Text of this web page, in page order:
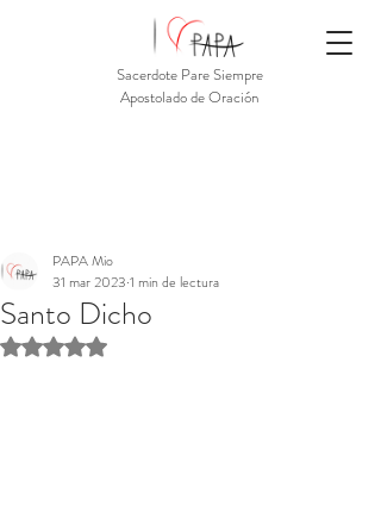
Sacerdote Pare Siempre
Apostolado de Oración
Santo Dicho
PAPA Mio
31 mar 2023 1 min de lectura
Obtuvo NaN de 5 estrellas.